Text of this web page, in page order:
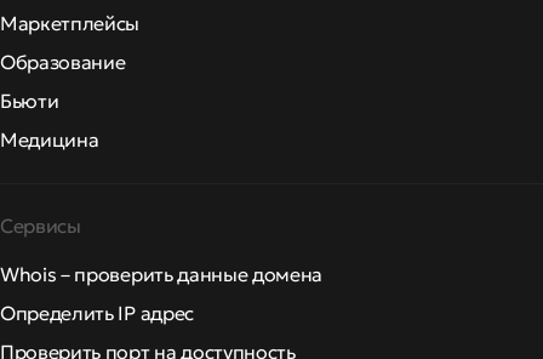
Маркетплейсы
Образование
Бьюти
Медицина
Сервисы
Whois – проверить данные домена
Определить IP адрес
Проверить порт на доступность